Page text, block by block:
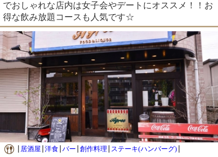
でおしゃれな店内は女子会やデートにオススメ！！お
得な飲み放題コースも人気です☆
居酒屋 洋食 バー 創作料理
ステーキ(ハンバーグ)